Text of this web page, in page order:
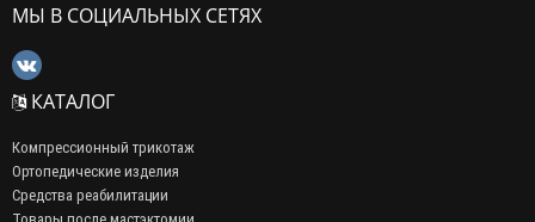
МЫ В СОЦИАЛЬНЫХ СЕТЯХ
КАТАЛОГ
Компрессионный трикотаж
Ортопедические изделия
Средства реабилитации